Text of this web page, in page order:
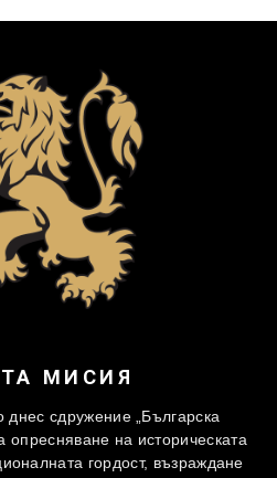
МИСИЯ
днес сдружение „Българска
опресняване на историческата
гордост, възраждане